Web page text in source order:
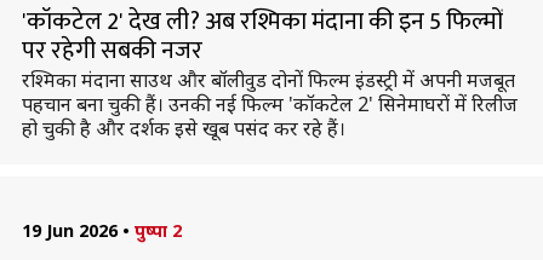
'कॉकटेल 2' देख ली? अब रश्मिका मंदाना की इन 5 फिल्मों
पर रहेगी सबकी नजर
रश्मिका मंदाना साउथ और बॉलीवुड दोनों फिल्म इंडस्ट्री में अपनी मजबूत
पहचान बना चुकी हैं। उनकी नई फिल्म 'कॉकटेल 2' सिनेमाघरों में रिलीज
हो चुकी है और दर्शक इसे खूब पसंद कर रहे हैं।
19 Jun 2026 • पुष्पा 2